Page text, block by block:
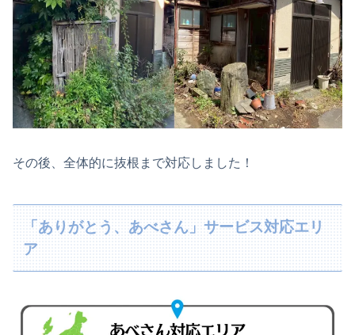
その後、全体的に抜根まで対応しました！
「ありがとう、あべさん」サービス対応エリ
ア